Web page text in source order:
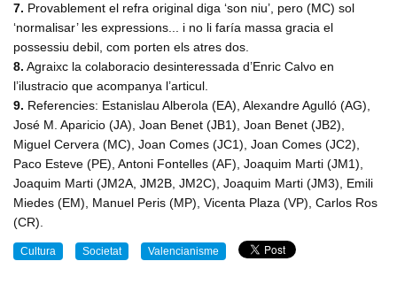
7. Provablement el refra original diga ‘son niu’, pero (MC) sol
‘normalisar’ les expressions... i no li faría massa gracia el
possessiu debil, com porten els atres dos.
8. Agraixc la colaboracio desinteressada d’Enric Calvo en
l’ilustracio que acompanya l’articul.
9. Referencies: Estanislau Alberola (EA), Alexandre Agulló (AG),
José M. Aparicio (JA), Joan Benet (JB1), Joan Benet (JB2),
Miguel Cervera (MC), Joan Comes (JC1), Joan Comes (JC2),
Paco Esteve (PE), Antoni Fontelles (AF), Joaquim Marti (JM1),
Joaquim Marti (JM2A, JM2B, JM2C), Joaquim Marti (JM3), Emili
Miedes (EM), Manuel Peris (MP), Vicenta Plaza (VP), Carlos Ros
(CR).
Cultura Societat Valencianisme